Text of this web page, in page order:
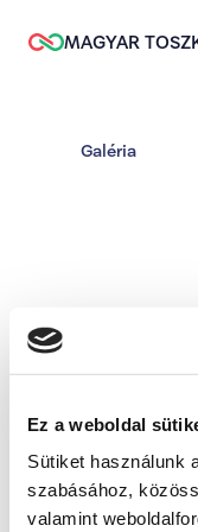
Ez a weboldal
Sütiket használunk
szabásához,
valamint
MAGYAR
Galéria